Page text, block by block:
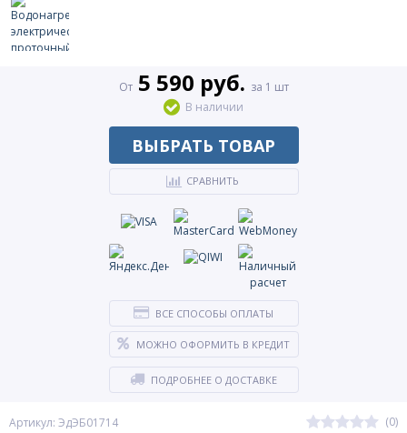
Артикул: ЭдЭБ01714 (0)
От5 590 руб. за 1 шт
В наличии
ВЫБРАТЬ ТОВАР
СРАВНИТЬ
ВСЕ СПОСОБЫ ОПЛАТЫ
МОЖНО ОФОРМИТЬ В КРЕДИТ
ПОДРОБНЕЕ О ДОСТАВКЕ